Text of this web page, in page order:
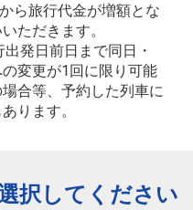
ら旅行代金が増額とな
ただきます。
発日前日まで同日・
変更が1回に限り可能
合等、予約した列車に
ります。
択してください